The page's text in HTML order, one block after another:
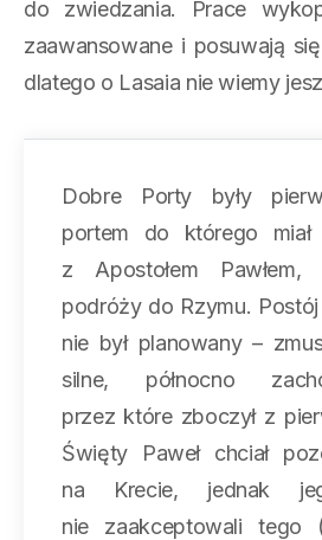
do zwiedzania. Prace
zaawansowane i posuwają
dlatego o Lasaia nie wiemy
Dobre Porty były
portem do którego
z Apostołem
podróży do Rzymu.
nie był planowany –
silne, północno
przez które zboczył z
Święty Paweł chciał
na Krecie, jednak
nie zaakceptowali tego